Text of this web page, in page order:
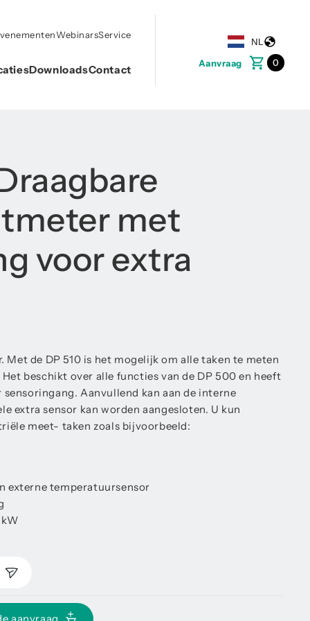
NL
Aanvraag
0
WebinarsService
DownloadsContact
met
voor extra
Met de DP 510 is het mogelijk om alle taken te meten
beschikt over alle functies van de DP 500 en heeft
Aanvullend kan aan de interne
extra sensor kan worden aangesloten. U kun
meet- taken zoals bijvoorbeeld:
externe temperatuursensor